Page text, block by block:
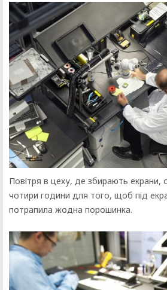
Повітря в цеху, де збирають екрани,
чотири години для того, щоб під
потрапила жодна порошинка.